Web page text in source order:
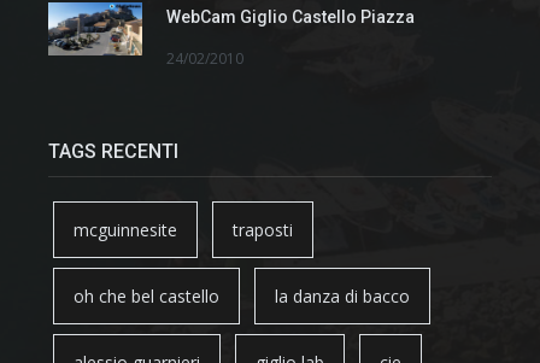
WebCam Giglio Castello Piazza
24/02/2010
TAGS RECENTI
mcguinnesite traposti
oh che bel castello la danza di bacco